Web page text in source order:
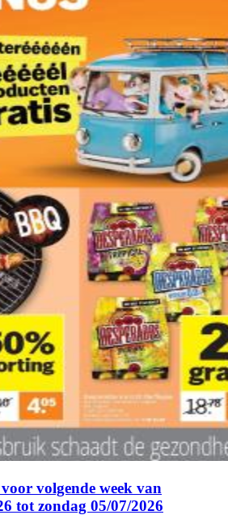
volgende week van
tot zondag 05/07/2026